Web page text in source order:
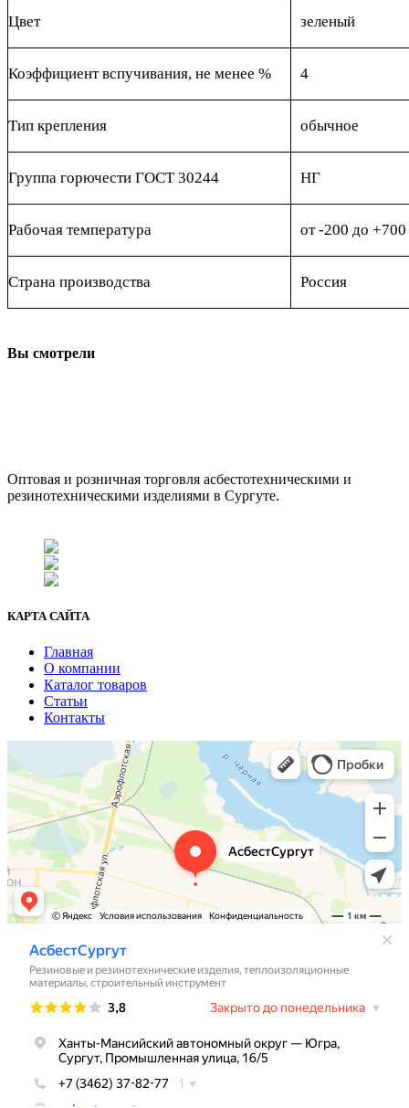
Цвет зеленый
Коэффициент вспучивания, не менее % 4
Тип крепления обычное
Группа горючести ГОСТ 30244 НГ
Рабочая температура от -200 до +700
Страна производства Россия
Вы смотрели
Оптовая и розничная торговля асбестотехническими и
резинотехническими изделиями в Сургуте.
КАРТА САЙТА
Главная
О компании
Каталог товаров
Статьи
Контакты